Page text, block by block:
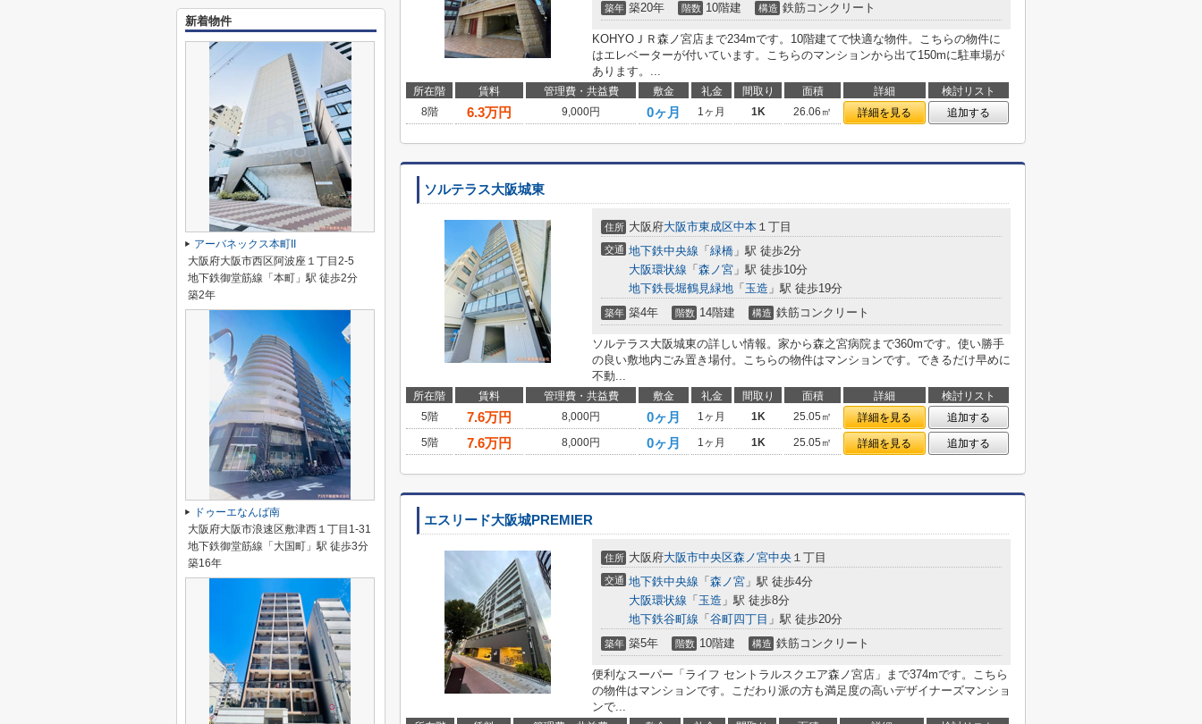
築年 築20年 階数 10階建 構造 鉄筋コンクリート
KOHYOＪＲ森ノ宮店まで234mです。10階建てで快適な物件。こちらの物件に
はエレベーターが付いています。こちらのマンションから出て150mに駐車場が
あります。...
所在階 賃料 管理費・共益費 敷金 礼金 間取り 面積 詳細
検討リスト
8階
6.3万円 9,000円 0ヶ月 1ヶ月 1K 26.06㎡ 詳細を見る 追加する
ソルテラス大阪城東
住所 大阪府大阪市東成区中本 １丁目
交通 地下鉄中央線 「 緑橋 」駅 徒歩2分
大阪環状線 「 森ノ宮 」駅 徒歩10分
地下鉄長堀鶴見緑地 「 玉造 」駅 徒歩19分
築年 築4年 階数 14階建 構造 鉄筋コンクリート
ソルテラス大阪城東の詳しい情報。家から森之宮病院まで360mです。使い勝手
の良い敷地内ごみ置き場付。こちらの物件はマンションです。できるだけ早めに
不動...
所在階 賃料 管理費・共益費 敷金 礼金 間取り 面積 詳細
検討リスト
5階
7.6万円 8,000円 0ヶ月 1ヶ月 1K 25.05㎡ 詳細を見る
追加する
5階
7.6万円 8,000円 0ヶ月 1ヶ月 1K 25.05㎡ 詳細を見る 追加する
エスリード大阪城PREMIER
住所 大阪府大阪市中央区森ノ宮中央 １丁目
交通 地下鉄中央線 「 森ノ宮 」駅 徒歩4分
大阪環状線 「 玉造 」駅 徒歩8分
地下鉄谷町線 「 谷町四丁目 」駅 徒歩20分
築年 築5年 階数 10階建 構造 鉄筋コンクリート
便利なスーパー「ライフ セントラルスクエア森ノ宮店」まで374mです。こちら
の物件はマンションです。こだわり派の方も満足度の高いデザイナーズマンショ
ンで...
新着物件
アーバネックス本町II
大阪府大阪市西区阿波座１丁目2-5
地下鉄御堂筋線「本町」駅 徒歩2分
築2年
ドゥーエなんば南
大阪府大阪市浪速区敷津西１丁目1-31
地下鉄御堂筋線「大国町」駅 徒歩3分
築16年